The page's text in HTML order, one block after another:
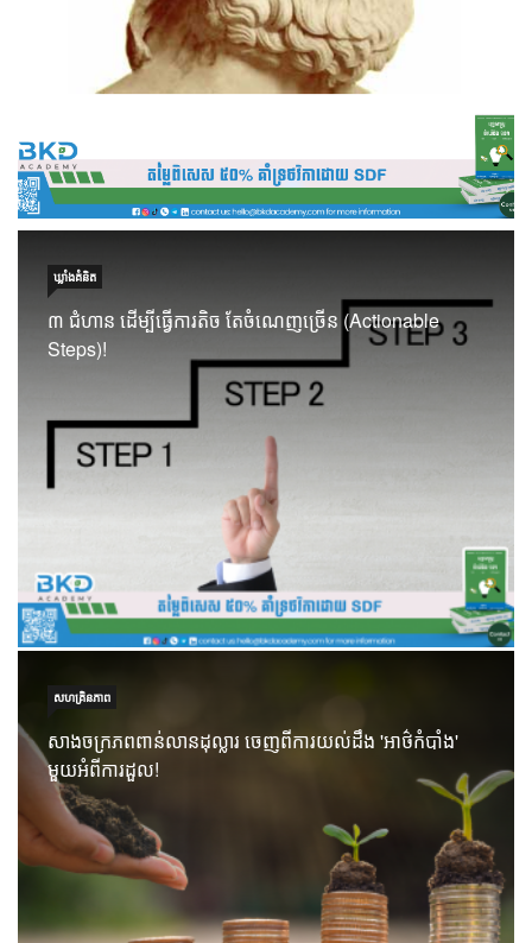
ឃ្លាំង​គំនិត
៣ ជំហាន ដើម្បីធ្វើការតិច តែចំណេញច្រើន (Actionable
Steps)!
សហគ្រិនភាព
សាងចក្រភពពាន់លានដុល្លារ ចេញពីការយល់ដឹង 'អាថ៌កំបាំង'
មួយអំពីការដួល!